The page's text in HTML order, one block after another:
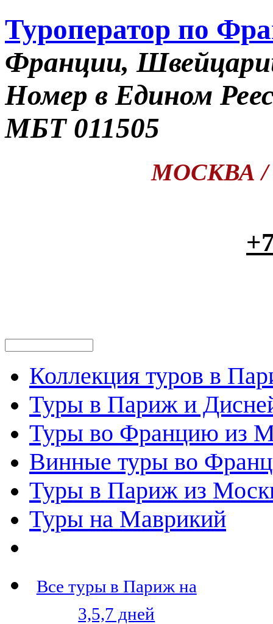
Туроператор по
Франции,
Номер в Едином
МБТ 011505
МОСКВА /
Коллекция туров в
Туры в Париж и
Туры во Францию из
Винные туры во
Туры в Париж из
Туры на Маврикий
Все туры в Париж на
3,5,7 дней